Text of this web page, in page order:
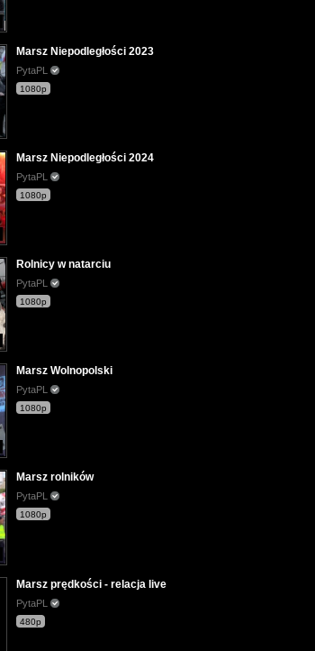
Marsz Niepodległości 2023
PytaPL
1080p
Marsz Niepodległości 2024
PytaPL
1080p
Rolnicy w natarciu
PytaPL
1080p
Marsz Wolnopolski
PytaPL
1080p
Marsz rolników
PytaPL
1080p
Marsz prędkości - relacja live
PytaPL
480p